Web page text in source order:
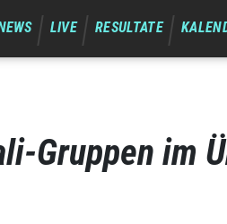
LIVE RESULTATE
Gruppen im